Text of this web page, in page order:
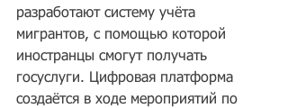
разработают систему учёта
мигрантов, с помощью которой
иностранцы смогут получать
госуслуги. Цифровая платформа
создаётся в ходе мероприятий по